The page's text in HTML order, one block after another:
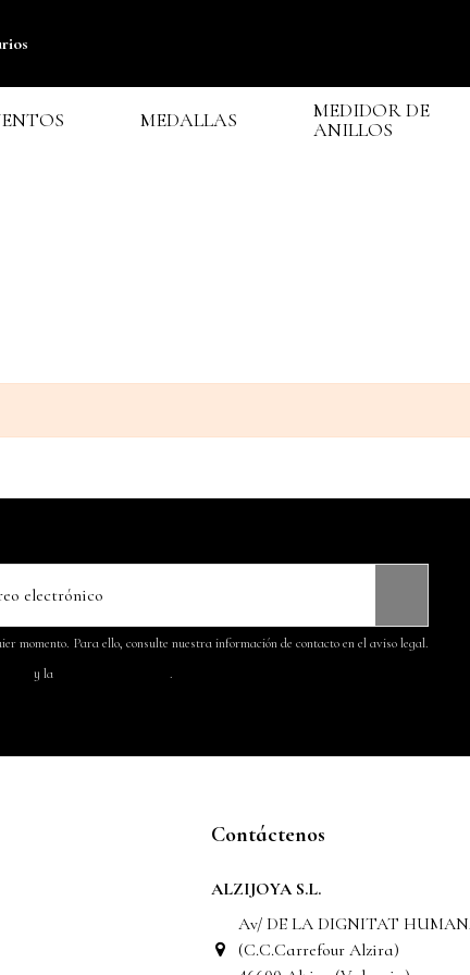
MEDALLAS
MEDIDOR DE
ANILLOS
momento. Para ello, consulte nuestra información de contacto en el aviso legal.
y la .
Contáctenos
ALZIJOYA S.L.
Av/ DE LA DIGNITAT
(C.C.Carrefour Alzira)